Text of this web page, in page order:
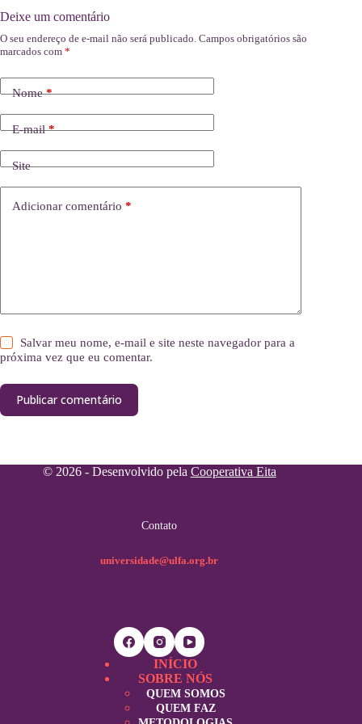
Deixe um comentário
O seu endereço de e-mail não será publicado. Campos obrigatórios são
marcados com *
Nome*
E-mail*
Site
Adicionar comentário *
Salvar meu nome, e-mail e site neste navegador para a
próxima vez que eu comentar.
Publicar comentário
© 2026 - Desenvolvido pela Cooperativa Eita
Contato
universidade@ulfa.org.br
INÍCIO
SOBRE NÓS
QUEM SOMOS
QUEM FAZ